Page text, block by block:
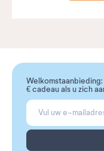
€ cadeau als u zich